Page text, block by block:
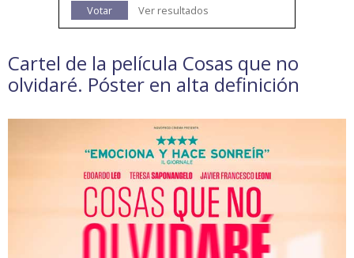
Votar
Ver resultados
Cartel de la película Cosas que no
olvidaré. Póster en alta definición